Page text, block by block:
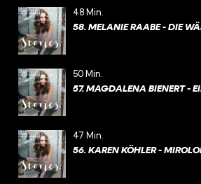
48 Min.
58. MELANIE RAABE - DIE
50 Min.
57. MAGDALENA BIENERT -
47 Min.
56. KAREN KÖHLER -